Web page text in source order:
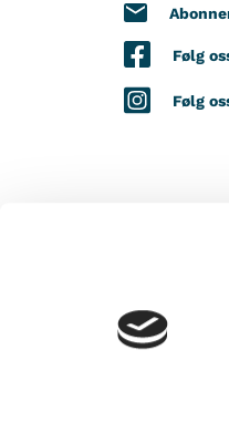
Følg
Følg